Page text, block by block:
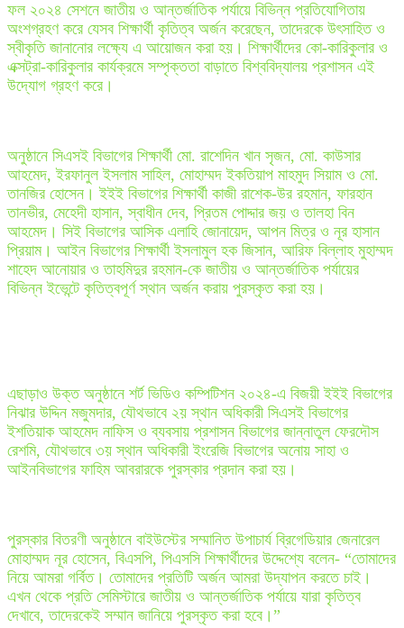
ফল ২০২৪ সেশনে জাতীয় ও আন্তর্জাতিক পর্যায়ে বিভিন্ন প্রতিযোগিতায়
অংশগ্রহণ করে যেসব শিক্ষার্থী কৃতিত্ব অর্জন করেছেন, তাদেরকে উৎসাহিত ও
স্বীকৃতি জানানোর লক্ষ্যে এ আয়োজন করা হয়। শিক্ষার্থীদের কো-কারিকুলার ও
এক্সট্রা-কারিকুলার কার্যক্রমে সম্পৃক্ততা বাড়াতে বিশ্ববিদ্যালয় প্রশাসন এই
উদ্যোগ গ্রহণ করে।
অনুষ্ঠানে সিএসই বিভাগের শিক্ষার্থী মো. রাশেদিন খান সৃজন, মো. কাউসার
আহমেদ, ইরফানুল ইসলাম সাহিল, মোহাম্মদ ইকতিয়াপ মাহমুদ সিয়াম ও মো.
তানজির হোসেন। ইইই বিভাগের শিক্ষার্থী কাজী রাশেক-উর রহমান, ফারহান
তানভীর, মেহেদী হাসান, স্বাধীন দেব, প্রিতম পোদ্দার জয় ও তালহা বিন
আহমেদ। সিই বিভাগের আসিক এলাহি জোনায়েদ, আপন মিত্র ও নূর হাসান
প্রিয়াম। আইন বিভাগের শিক্ষার্থী ইসলামুল হক জিসান, আরিফ বিল্লাহ মুহাম্মদ
শাহেদ আনোয়ার ও তাহমিদুর রহমান-কে জাতীয় ও আন্তর্জাতিক পর্যায়ের
বিভিন্ন ইভেন্টে কৃতিত্বপূর্ণ স্থান অর্জন করায় পুরস্কৃত করা হয়।
এছাড়াও উক্ত অনুষ্ঠানে শর্ট ভিডিও কম্পিটিশন ২০২৪-এ বিজয়ী ইইই বিভাগের
নিঝার উদ্দিন মজুমদার, যৌথভাবে ২য় স্থান অধিকারী সিএসই বিভাগের
ইশতিয়াক আহমেদ নাফিস ও ব্যবসায় প্রশাসন বিভাগের জান্নাতুল ফেরদৌস
রেশমি, যৌথভাবে ৩য় স্থান অধিকারী ইংরেজি বিভাগের অনোয় সাহা ও
আইনবিভাগের ফাহিম আবরারকে পুরস্কার প্রদান করা হয়।
পুরস্কার বিতরণী অনুষ্ঠানে বাইউস্টের সম্মানিত উপাচার্য ব্রিগেডিয়ার জেনারেল
মোহাম্মদ নূর হোসেন, বিএসপি, পিএসসি শিক্ষার্থীদের উদ্দেশ্যে বলেন- “তোমাদের
নিয়ে আমরা গর্বিত। তোমাদের প্রতিটি অর্জন আমরা উদ্‌যাপন করতে চাই।
এখন থেকে প্রতি সেমিস্টারে জাতীয় ও আন্তর্জাতিক পর্যায়ে যারা কৃতিত্ব
দেখাবে, তাদেরকেই সম্মান জানিয়ে পুরস্কৃত করা হবে।”